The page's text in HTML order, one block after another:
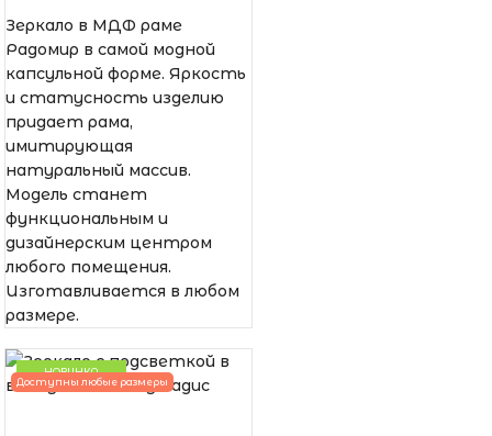
Зеркало в МДФ раме
Радомир в самой модной
капсульной форме. Яркость
и статусность изделию
придает рама,
имитирующая
натуральный массив.
Модель станет
функциональным и
дизайнерским центром
любого помещения.
Изготавливается в любом
размере.
НОВИНКА
Доступны любые размеры